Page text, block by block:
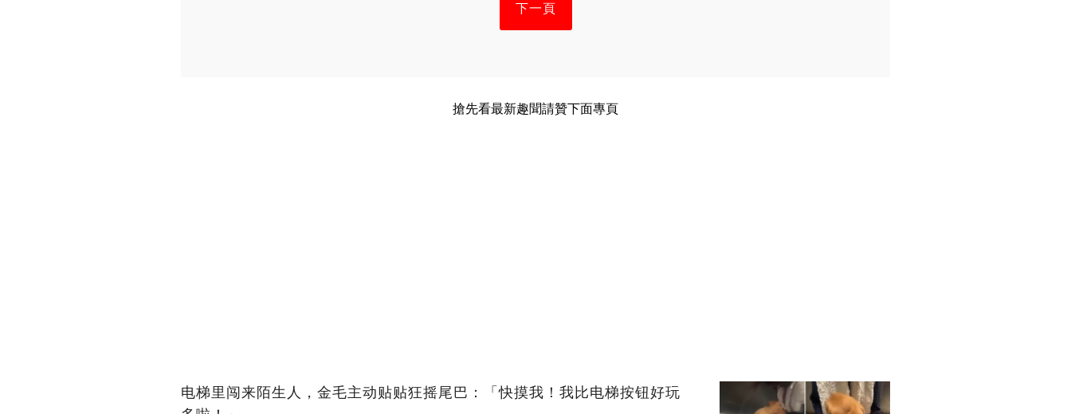
下一頁
搶先看最新趣聞請贊下面專頁
电梯里闯来陌生人，金毛主动贴贴狂摇尾巴：「快摸我！我比电梯按钮好玩